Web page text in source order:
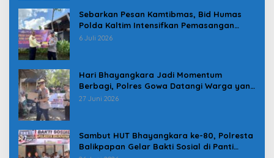
Sebarkan Pesan Kamtibmas, Bid Humas
Polda Kaltim Intensifkan Pemasangan
Spanduk serta Pembagian Stiker
6 Juli 2026
Hari Bhayangkara Jadi Momentum
Berbagi, Polres Gowa Datangi Warga yang
Membutuhkan
27 Juni 2026
Sambut HUT Bhayangkara ke-80, Polresta
Balikpapan Gelar Bakti Sosial di Panti